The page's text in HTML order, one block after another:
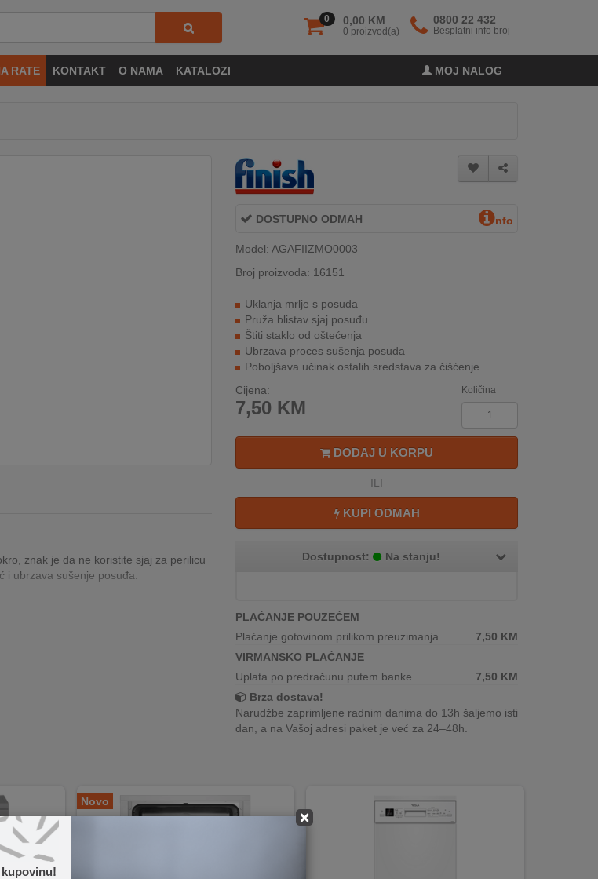
0 0,00 KM
0 proizvod(a)
0800 22 432
Besplatni info broj
RATE KONTAKT O NAMA KATALOZI MOJ NALOG
×
znak je da ne koristite sjaj za perilicu
i ubrzava sušenje posuđa.
DOSTUPNO ODMAH nfo
Model: AGAFIIZMO0003
Broj proizvoda: 16151
Uklanja mrlje s posuđa
Pruža blistav sjaj posuđu
Štiti staklo od oštećenja
Ubrzava proces sušenja posuđa
Poboljšava učinak ostalih sredstava za čišćenje
Cijena:
7,50 KM
Količina
DODAJ U KORPU
ILI
KUPI ODMAH
Dostupnost: Na stanju!
PLAĆANJE POUZEĆEM
Plaćanje gotovinom prilikom preuzimanja
7,50 KM
VIRMANSKO PLAĆANJE
Uplata po predračunu putem banke
7,50 KM
Brza dostava!
Narudžbe zaprimljene radnim danima do 13h šaljemo isti
dan, a na Vašoj adresi paket je već za 24–48h.
Novo